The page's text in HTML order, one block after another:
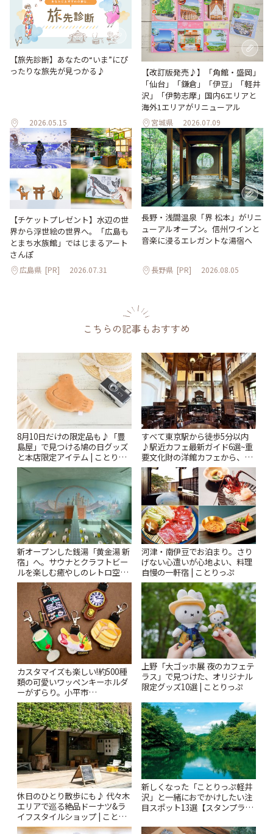
【旅先診断】あなたの“いま”にぴ
ったりな旅先が見つかる♪
2026.05.15
【改訂版発売♪】「角館・盛岡」
「仙台」「鎌倉」「伊豆」「軽井
沢」「伊勢志摩」国内6エリアと
海外1エリアがリニューアル
宮城県 2026.07.09
【チケットプレゼント】水辺の世
界から浮世絵の世界へ。「広島も
とまち水族館」ではじまるアート
さんぽ
広島県 [PR] 2026.07.31
長野・浅間温泉「界 松本」がリニ
ューアルオープン。信州ワインと
音楽に浸るエレガントな湯宿へ
長野県 [PR] 2026.08.05
こちらの記事もおすすめ
8月10日だけの限定品も♪「豊
島屋」で見つける鳩の日グッズ
と本店限定アイテム | ことりっ
ぷ
すべて東京駅から徒歩5分以内
♪駅近カフェ最新ガイド6選~重
要文化財の洋館カフェから、改
札すぐのレトロ喫茶まで~ | こと
りっぷ
新オープンした銭湯「黄金湯 新
宿」へ。サウナとクラフトビー
ルを楽しむ癒やしのレトロ空間
| ことりっぷ
河津・南伊豆でお泊まり。さり
げない心遣いが心地よい、料理
自慢の一軒宿 | ことりっぷ
カスタマイズも楽しい!約500種
類の可愛いワッペンキーホルダ
ーがずらり。小平市
「Kimamaya T&K」 | ことりっ
ぷ
上野「大ゴッホ展 夜のカフェテ
ラス」で見つけた、オリジナル
限定グッズ10選 | ことりっぷ
休日のひとり散歩にも♪ 代々木
エリアで巡る絶品ドーナツ&ラ
イフスタイルショップ | ことり
っぷ
新しくなった「ことりっぷ軽井
沢」と一緒におでかけしたい注
目スポット13選【スタンプラリ